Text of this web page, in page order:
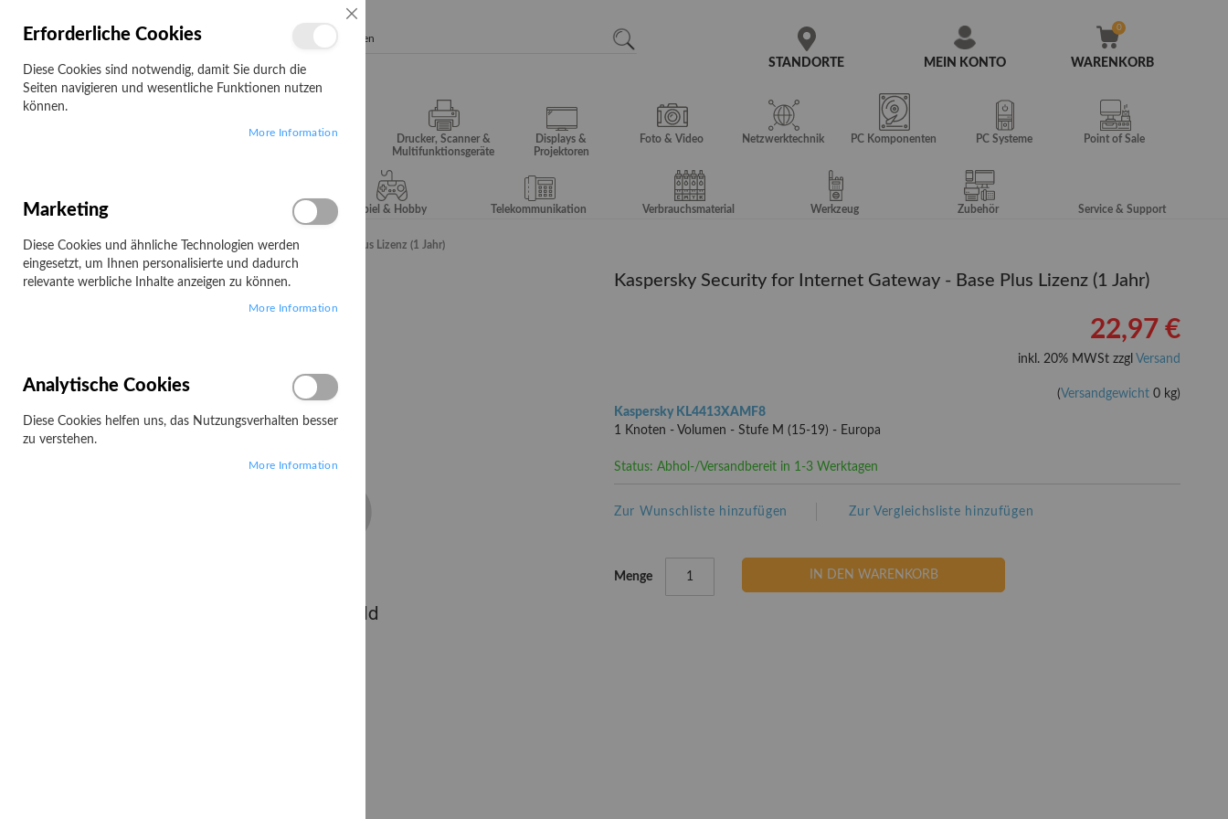
MEIN KONTO
STANDORTE WARENKORB
Campus
Drucker, Scanner &
Multifunktionsgeräte
Displays &
Projektoren
Foto & Video Netzwerktechnik PC Komponenten PC Systeme Point of Sale
Server & Storage Spiel & Hobby Telekommunikation Verbrauchsmaterial Werkzeug Zubehör Service & Support
Startseite Kaspersky Security for Internet Gateway - Base Plus Lizenz (1 Jahr)
Kaspersky Security for Internet Gateway - Base Plus Lizenz (1 Jahr)
22,97 €
inkl. 20% MWSt zzgl Versand
(Versandgewicht 0 kg)
Kaspersky KL4413XAMF8
1 Knoten - Volumen - Stufe M (15-19) - Europa
Status: Abhol-/Versandbereit in 1-3 Werktagen
Menge IN DEN WARENKORB
Zur Wunschliste hinzufügen Zur Vergleichsliste hinzufügen
Zum
Erforderliche Cookies
Diese Cookies sind notwendig, damit Sie durch die
Seiten navigieren und wesentliche Funktionen nutzen
können.
More Information
Marketing
Diese Cookies und ähnliche Technologien werden
eingesetzt, um Ihnen personalisierte und dadurch
relevante werbliche Inhalte anzeigen zu können.
More Information
Analytische Cookies
Diese Cookies helfen uns, das Nutzungsverhalten besser
zu verstehen.
More Information